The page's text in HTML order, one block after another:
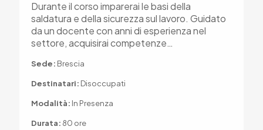
Durante il corso imparerai le basi della
saldatura e della sicurezza sul lavoro. Guidato
da un docente con anni di esperienza nel
settore, acquisirai competenze…
Sede: Brescia
Destinatari: Disoccupati
Modalità: In Presenza
Durata: 80 ore